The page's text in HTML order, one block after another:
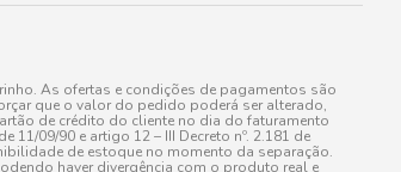
As ofertas e condições de pagamentos são
que o valor do pedido poderá ser alterado,
de crédito do cliente no dia do faturamento
09/90 e artigo 12 – III Decreto nº. 2.181 de
de estoque no momento da separação.
haver divergência com o produto real e